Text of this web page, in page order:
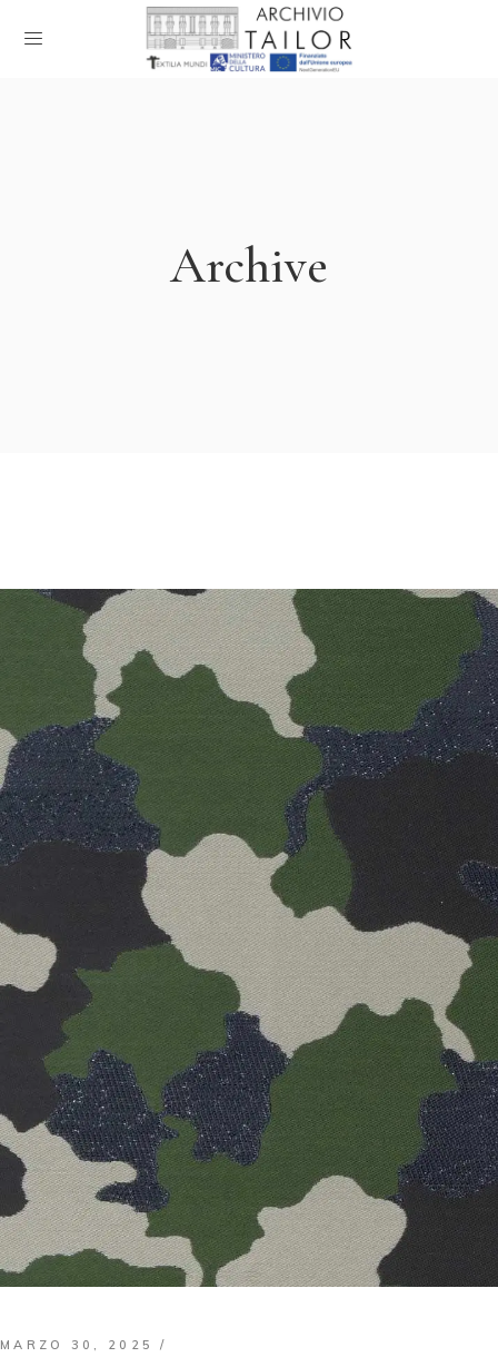
Archive
MARZO 30, 2025